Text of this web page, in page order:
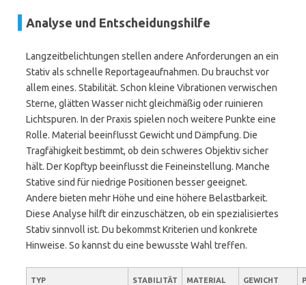
Analyse und Entscheidungshilfe
Langzeitbelichtungen stellen andere Anforderungen an ein
Stativ als schnelle Reportageaufnahmen. Du brauchst vor
allem eines. Stabilität. Schon kleine Vibrationen verwischen
Sterne, glätten Wasser nicht gleichmäßig oder ruinieren
Lichtspuren. In der Praxis spielen noch weitere Punkte eine
Rolle. Material beeinflusst Gewicht und Dämpfung. Die
Tragfähigkeit bestimmt, ob dein schweres Objektiv sicher
hält. Der Kopftyp beeinflusst die Feineinstellung. Manche
Stative sind für niedrige Positionen besser geeignet.
Andere bieten mehr Höhe und eine höhere Belastbarkeit.
Diese Analyse hilft dir einzuschätzen, ob ein spezialisiertes
Stativ sinnvoll ist. Du bekommst Kriterien und konkrete
Hinweise. So kannst du eine bewusste Wahl treffen.
TYP STABILITÄT MATERIAL GEWICHT